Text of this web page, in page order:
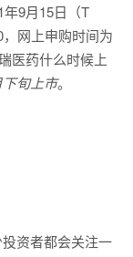
9月15日（T
网上申购时间为
医药什么时候上
旬上市。
资者都会关注一